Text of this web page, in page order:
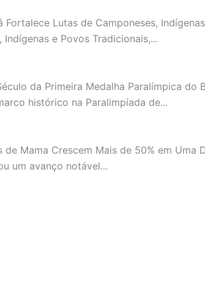
Fortalece Lutas de Camponeses,
Indígenas e Povos Tradicionais,...
da Primeira Medalha Paralímpica do
histórico na Paralimpíada de...
Mama Crescem Mais de 50% em Uma
um avanço notável...